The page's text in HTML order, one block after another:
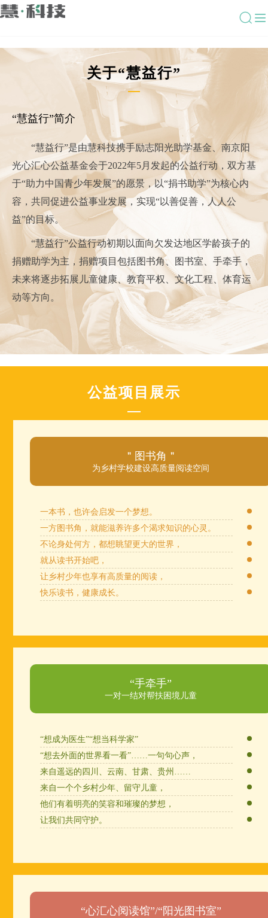
关于“慧益行”
“慧益行”简介
“慧益行”是由慧科技携手励志阳光助学基金、南京阳
光心汇心公益基金会于2022年5月发起的公益行动，双方基
于“助力中国青少年发展”的愿景，以“捐书助学”为核心内
容，共同促进公益事业发展，实现“以善促善，人人公
益”的目标。
“慧益行”公益行动初期以面向欠发达地区学龄孩子的
捐赠助学为主，捐赠项目包括图书角、图书室、手牵手，
未来将逐步拓展儿童健康、教育平权、文化工程、体育运
动等方向。
公益项目展示
＂图书角＂
为乡村学校建设高质量阅读空间
一本书，也许会启发一个梦想。
一方图书角，就能滋养许多个渴求知识的心灵。
不论身处何方，都想眺望更大的世界，
就从读书开始吧，
让乡村少年也享有高质量的阅读，
快乐读书，健康成长。
“手牵手”
一对一结对帮扶困境儿童
“想成为医生”“想当科学家”
“想去外面的世界看一看”……一句句心声，
来自遥远的四川、云南、甘肃、贵州……
来自一个个乡村少年、留守儿童，
他们有着明亮的笑容和璀璨的梦想，
让我们共同守护。
“心汇心阅读馆”/“阳光图书室”